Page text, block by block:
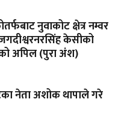
नुवाकोट क्षेत्र नम्वर
केसीको
अपिल (पुरा अंश)
नेता अशोक थापाले गरे